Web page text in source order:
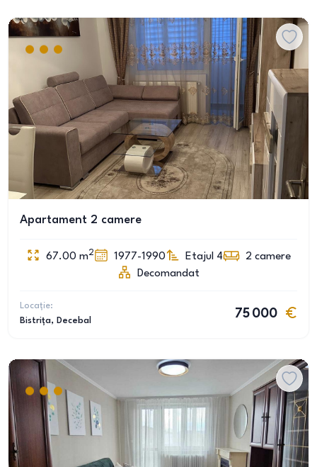
Apartament 2 camere
67.00 m2 1977-1990 Etajul 4 2 camere
Decomandat
Locație:
Bistrița, Decebal
75 000